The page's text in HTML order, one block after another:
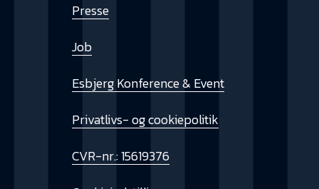
Presse
Job
Esbjerg Konference & Event
Privatlivs- og cookiepolitik
CVR-nr.: 15619376